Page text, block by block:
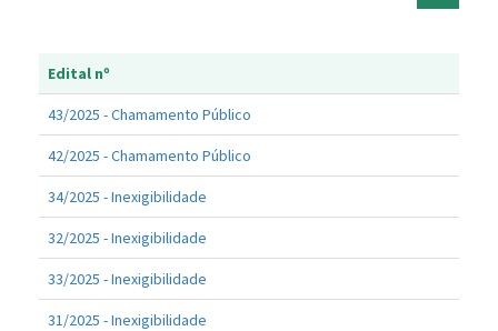
Edital nº
43/2025 - Chamamento Público
42/2025 - Chamamento Público
34/2025 - Inexigibilidade
32/2025 - Inexigibilidade
33/2025 - Inexigibilidade
31/2025 - Inexigibilidade